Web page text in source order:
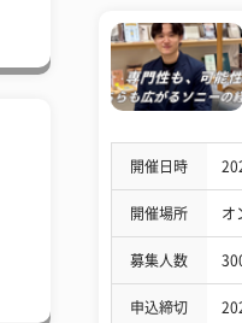
開催日時
開催場所 オ
募集人数
申込締切